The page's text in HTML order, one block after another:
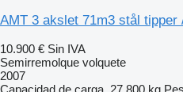
AMT 3 akslet 71m3 stål
10.900 € Sin IVA
Semirremolque volquete
2007
Capacidad de carga 27.800 kg